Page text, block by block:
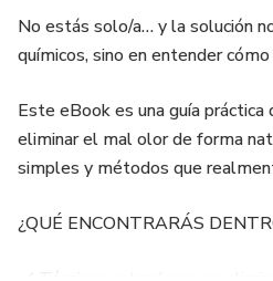
No estás solo/a… y la solución
químicos, sino en entender
Este eBook es una guía práctica
eliminar el mal olor de forma
simples y métodos que
¿QUÉ ENCONTRARÁS